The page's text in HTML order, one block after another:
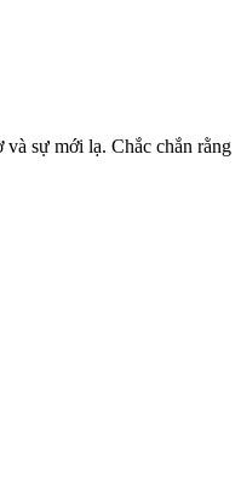
và sự mới lạ. Chắc chắn rằng